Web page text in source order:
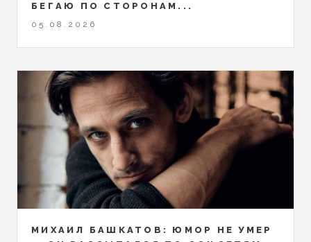
БЕГАЮ ПО СТОРОНАМ...
05.08.2026
МИХАИЛ БАШКАТОВ: ЮМОР НЕ УМЕР